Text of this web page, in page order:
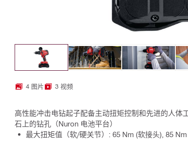
4 图片 3 视频
高性能冲击电钻起子配备主动扭矩控制和先进的人体
石上的钻孔（Nuron 电池平台）
最大扭矩值（软/硬关节）: 65 Nm (软接头), 85